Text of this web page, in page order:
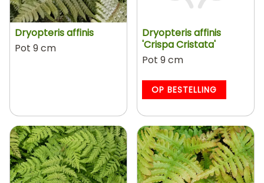
Dryopteris affinis
Pot 9 cm
Dryopteris affinis
'Crispa Cristata'
Pot 9 cm
OP BESTELLING